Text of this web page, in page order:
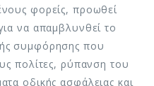
φορείς, προωθεί
να απαμβλυνθεί το
συμφόρησης που
πολίτες, ρύπανση του
οδικής ασφάλειας και